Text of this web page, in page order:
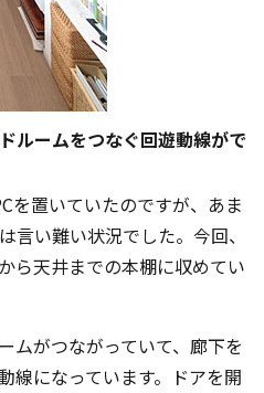
ームをつなぐ回遊動線がで
置いていたのですが、あま
言い難い状況でした。今回、
ら天井までの本棚に収めてい
ムがつながっていて、廊下を
線になっています。ドアを開